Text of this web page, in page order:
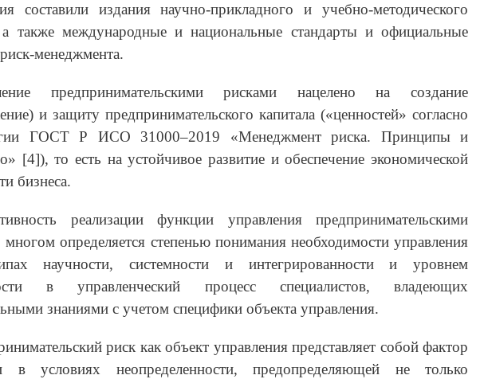
составили издания научно-прикладного и учебно-методического
а также международные и национальные стандарты и официальные
менеджмента.
предпринимательскими рисками нацелено на создание
и защиту предпринимательского капитала («ценностей» согласно
ГОСТ Р ИСО 31000–2019 «Менеджмент риска. Принципы и
[4]), то есть на устойчивое развитие и обеспечение экономической
бизнеса.
реализации функции управления предпринимательскими
определяется степенью понимания необходимости управления
научности, системности и интегрированности и уровнем
в управленческий процесс специалистов, владеющих
знаниями с учетом специфики объекта управления.
риск как объект управления представляет собой фактор
в условиях неопределенности, предопределяющей не только